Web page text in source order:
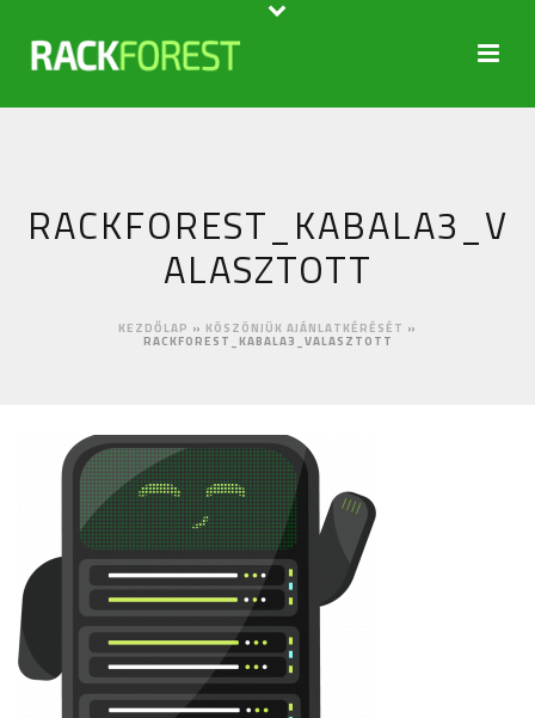
RACKFOREST_KABALA3_V
ALASZTOTT
KEZDŐLAP » KÖSZÖNJÜK AJÁNLATKÉRÉSÉT »
RACKFOREST_KABALA3_VALASZTOTT